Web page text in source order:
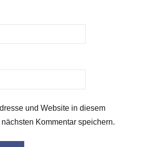
und Website in diesem
Kommentar speichern.